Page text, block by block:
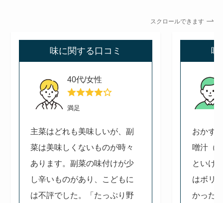
スクロールできます
味に関する口コミ
40代/女性
満足
主菜はどれも美味しいが、副
菜は美味しくないものが時々
あります。副菜の味付けが少
し辛いものがあり、こどもに
は不評でした。「たっぷり野
味
おかず
噌汁（
といけ
はボリ
かった